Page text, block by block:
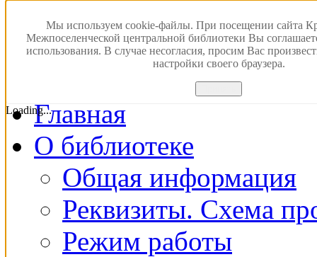
Мы используем cookie-файлы. При посещении сайта
Межпоселенческой центральной библиотеки Вы
использования. В случае несогласия, просим Вас
настройки своего браузера.
Loading...
Версия для
ПОИСК В
Главная
О библиотеке
Общая информация
Реквизиты. Схема
Режим работы